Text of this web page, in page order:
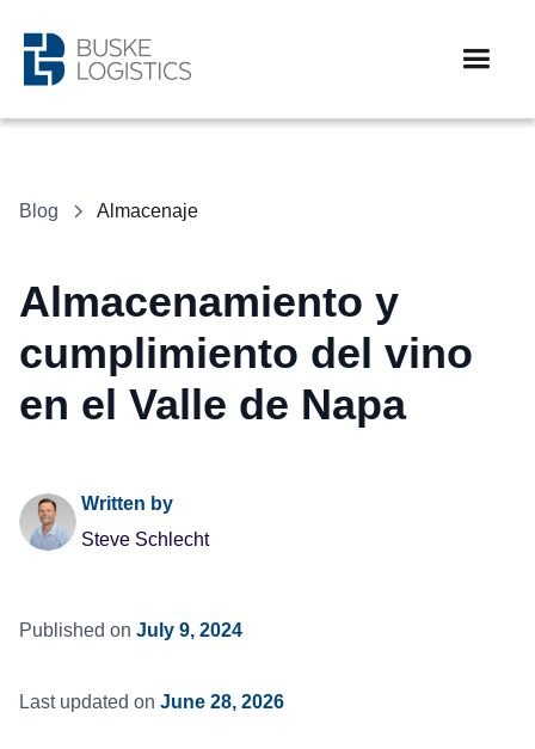
Blog Almacenaje
Almacenamiento y
cumplimiento del vino
en el Valle de Napa
Written by
Steve Schlecht
Published on July 9, 2024
Last updated on June 28, 2026